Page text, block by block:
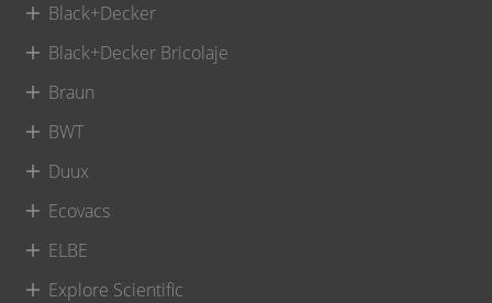
Black+Decker
Black+Decker Bricolaje
Braun
BWT
Duux
Ecovacs
ELBE
Explore Scientific